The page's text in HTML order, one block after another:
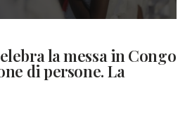
la messa in Congo
di persone. La